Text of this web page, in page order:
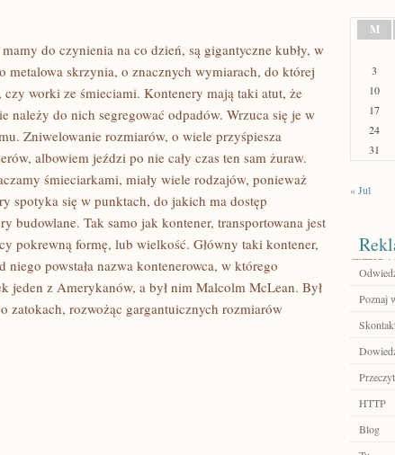
do czynienia na co dzień, są gigantyczne kubły, w
metalowa skrzynia, o znacznych wymiarach, do której
worki ze śmieciami. Kontenery mają taki atut, że
należy do nich segregować odpadów. Wrzuca się je w
Zniwelowanie rozmiarów, o wiele przyśpiesza
albowiem jeździ po nie cały czas ten sam żuraw.
śmieciarkami, miały wiele rodzajów, ponieważ
spotyka się w punktach, do jakich ma dostęp
budowlane. Tak samo jak kontener, transportowana jest
pokrewną formę, lub wielkość. Główny taki kontener,
powstała nazwa kontenerowca, w którego
jeden z Amerykanów, a był nim Malcolm McLean. Był
zatokach, rozwożąc gargantuicznych rozmiarów
M
3
10
17
24
31
« Jul
Poznaj
HTTP
Blog